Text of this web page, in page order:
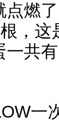
点燃
，这
一共
一